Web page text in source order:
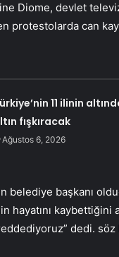
Diome, devlet
protestolarda can
11 ilinin
fışkıracak
Ağustos 6, 2026
belediye başkanı
hayatını kaybettiğini
dedi. söz